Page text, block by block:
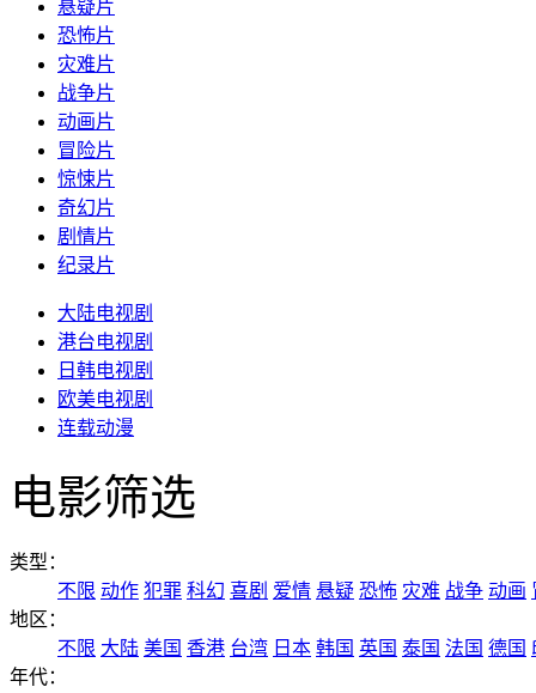
悬疑片
恐怖片
灾难片
战争片
动画片
冒险片
惊悚片
奇幻片
剧情片
纪录片
大陆电视剧
港台电视剧
日韩电视剧
欧美电视剧
连载动漫
电影筛选
类型：
不限 动作 犯罪 科幻 喜剧 爱情 悬疑 恐怖 灾难 战争 动画
地区：
不限 大陆 美国 香港 台湾 日本 韩国 英国 泰国 法国 德国
年代：